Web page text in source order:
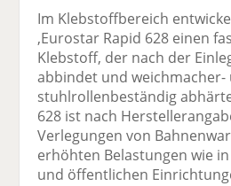
Im Klebstoffbereich
,Eurostar Rapid 628 einen
Klebstoff, der nach der
abbindet und weichmacher-
stuhlrollenbeständig
628 ist nach
Verlegungen von
erhöhten Belastungen wie
und öffentlichen